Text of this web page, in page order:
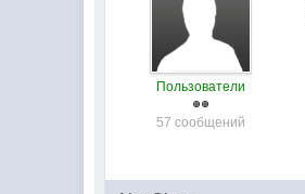
Пользователи
57 сообщений